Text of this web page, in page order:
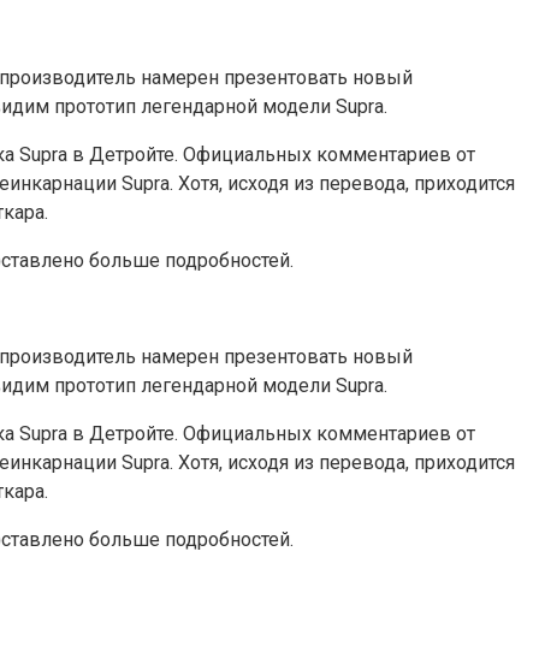
намерен презентовать новый
прототип легендарной модели Supra.
Supra в Детройте. Официальных комментариев от
Supra. Хотя, исходя из перевода, приходится
больше подробностей.
намерен презентовать новый
прототип легендарной модели Supra.
Supra в Детройте. Официальных комментариев от
Supra. Хотя, исходя из перевода, приходится
больше подробностей.